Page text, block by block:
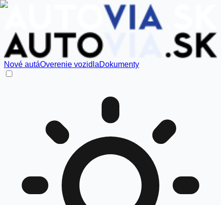
Nové autáOverenie vozidlaDokumenty